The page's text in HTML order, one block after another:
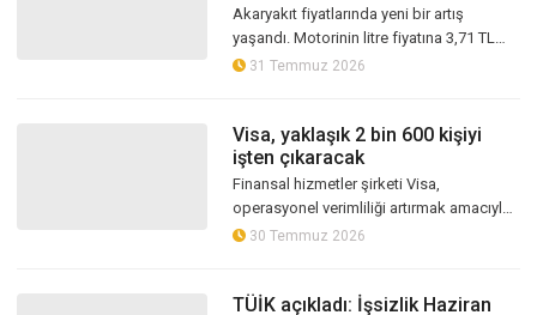
Akaryakıt fiyatlarında yeni bir artış
yaşandı. Motorinin litre fiyatına 3,71 TL
zam yapılırken, zamlı fiyatlar 31 Temmuz
31 Temmuz 2026
Visa, yaklaşık 2 bin 600 kişiyi
işten çıkaracak
Finansal hizmetler şirketi Visa,
operasyonel verimliliği artırmak amacıyla
iş gücünü yüzde 7 azaltmayı yani yaklaşık
30 Temmuz 2026
TÜİK açıkladı: İşsizlik Haziran